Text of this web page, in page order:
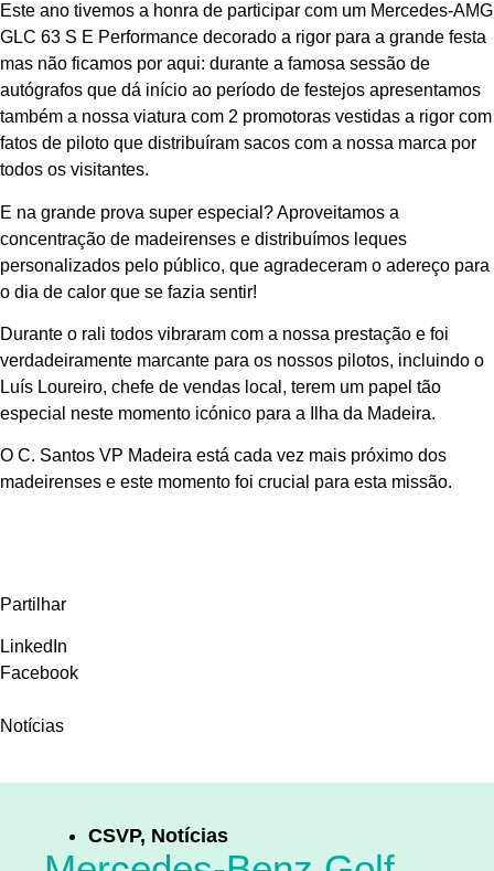
Este ano tivemos a honra de participar com um Mercedes-AMG
GLC 63 S E Performance decorado a rigor para a grande festa
mas não ficamos por aqui: durante a famosa sessão de
autógrafos que dá início ao período de festejos apresentamos
também a nossa viatura com 2 promotoras vestidas a rigor com
fatos de piloto que distribuíram sacos com a nossa marca por
todos os visitantes.
E na grande prova super especial? Aproveitamos a
concentração de madeirenses e distribuímos leques
personalizados pelo público, que agradeceram o adereço para
o dia de calor que se fazia sentir!
Durante o rali todos vibraram com a nossa prestação e foi
verdadeiramente marcante para os nossos pilotos, incluindo o
Luís Loureiro, chefe de vendas local, terem um papel tão
especial neste momento icónico para a Ilha da Madeira.
O C. Santos VP Madeira está cada vez mais próximo dos
madeirenses e este momento foi crucial para esta missão.
Partilhar
LinkedIn
Facebook
Notícias
CSVP, Notícias